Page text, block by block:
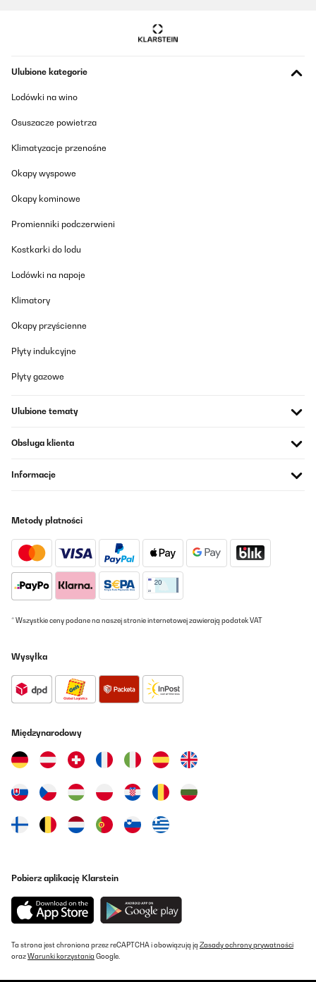
Ulubione kategorie
Lodówki na wino
Osuszacze powietrza
Klimatyzacje przenośne
Okapy wyspowe
Okapy kominowe
Promienniki podczerwieni
Kostkarki do lodu
Lodówki na napoje
Klimatory
Okapy przyścienne
Płyty indukcyjne
Płyty gazowe
Ulubione tematy
Obsługa klienta
Informacje
Metody płatności
* Wszystkie ceny podane na naszej stronie internetowej zawierają podatek VAT
Wysyłka
Międzynarodowy
Pobierz aplikację Klarstein
Ta strona jest chroniona przez reCAPTCHA i obowiązują ją Zasady ochrony prywatności
orazWarunki korzystania Google.